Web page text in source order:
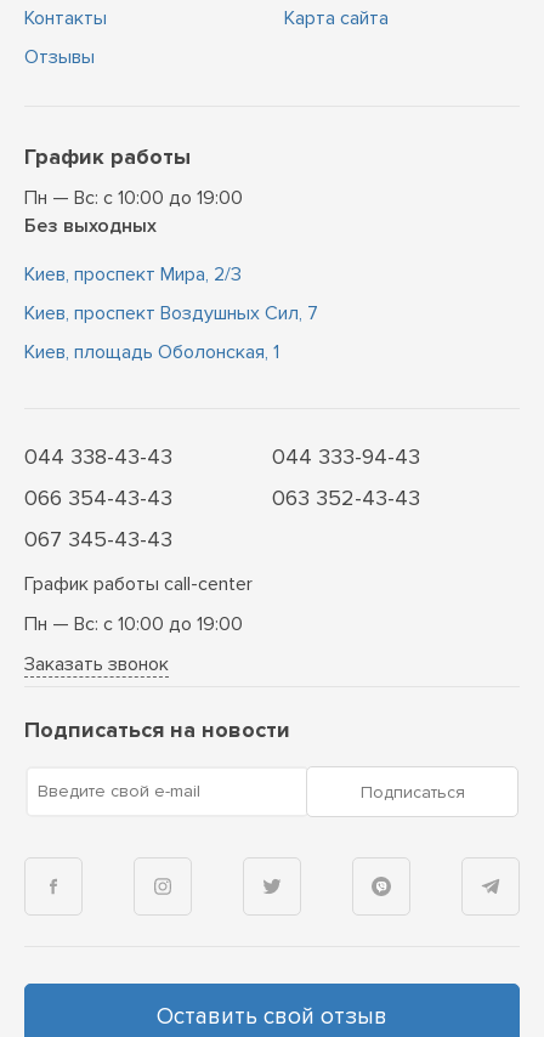
Контакты
Отзывы
Карта сайта
График работы
Пн — Вс: с 10:00 до 19:00
Без выходных
Киев, проспект Мира, 2/3
Киев, проспект Воздушных Сил, 7
Киев, площадь Оболонская, 1
044 338-43-43
044 333-94-43
066 354-43-43
063 352-43-43
067 345-43-43
График работы call-center
Пн — Вс: с 10:00 до 19:00
Заказать звонок
Подписаться на новости
Введите свой e-mail Подписаться
Оставить свой отзыв